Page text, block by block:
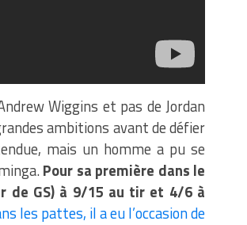
Wiggins et pas de Jordan
ambitions avant de défier
mais un homme a pu se
Pour sa première dans le
de GS) à 9/15 au tir et 4/6 à
les pattes, il a eu l’occasion de